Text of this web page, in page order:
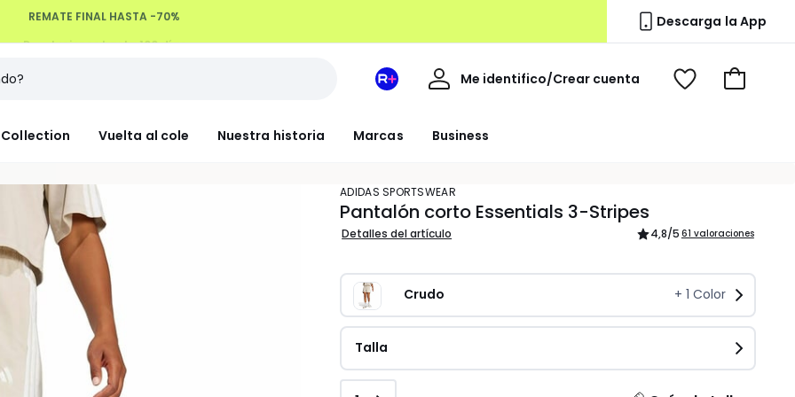
Devoluciones hasta 100 días
Descarga la App
Collection Vuelta al cole Nuestra historia Marcas Business
Mi
Redoute
Me identifico/Crear cuenta
Mi
Ver
Ir
ADIDAS SPORTSWEAR
Pantalón corto Essentials 3-Stripes
Detalles del artículo 4,8/5 61 valoraciones
Crudo + 1 Color
Talla